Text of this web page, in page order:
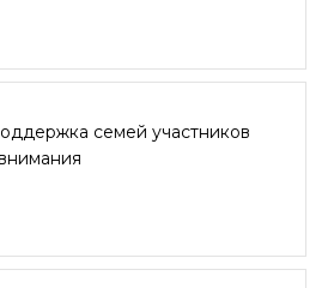
семей участников